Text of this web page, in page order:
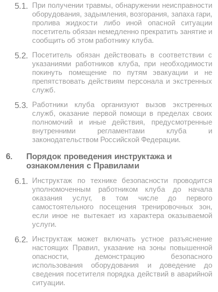
5.1.
При получении травмы, обнаружении неисправности
оборудования, задымления, возгорания, запаха гари,
пролива жидкости либо иной опасной ситуации
посетитель обязан немедленно прекратить занятие и
сообщить об этом работнику клуба.
5.2.
Посетитель обязан действовать в соответствии с
указаниями работников клуба, при необходимости
покинуть помещение по путям эвакуации и не
препятствовать действиям персонала и экстренных
служб.
5.3.
Работники клуба организуют вызов экстренных
служб, оказание первой помощи в пределах своих
полномочий и иные действия, предусмотренные
внутренними регламентами клуба и
законодательством Российской Федерации.
6.
Порядок проведения инструктажа и
ознакомления с Правилами
6.1.
Инструктаж по технике безопасности проводится
уполномоченным работником клуба до начала
оказания услуг, в том числе до первого
самостоятельного посещения тренировочных зон,
если иное не вытекает из характера оказываемой
услуги.
6.2.
Инструктаж может включать устное разъяснение
настоящих Правил, указание на зоны повышенной
опасности, демонстрацию безопасного
использования оборудования и доведение до
сведения посетителя порядка действий в аварийной
ситуации.